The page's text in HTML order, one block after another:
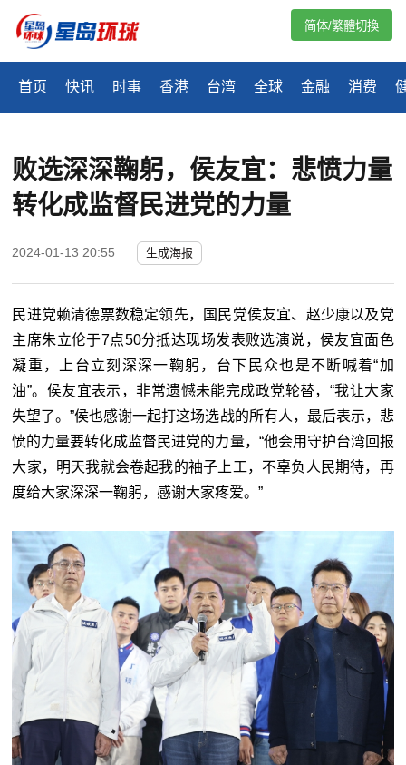
首页 快讯 时事 香港 台湾 全球 金融 消费
简体/繁體切換
败选深深鞠躬，侯友宜：悲愤力量
转化成监督民进党的力量
2024-01-13 20:55 生成海报
民进党赖清德票数稳定领先，国民党侯友宜、赵少康以及党
主席朱立伦于7点50分抵达现场发表败选演说，侯友宜面色
凝重，上台立刻深深一鞠躬，台下民众也是不断喊着“加
油”。侯友宜表示，非常遗憾未能完成政党轮替，“我让大家
失望了。”侯也感谢一起打这场选战的所有人，最后表示，悲
愤的力量要转化成监督民进党的力量，“他会用守护台湾回报
大家，明天我就会卷起我的袖子上工，不辜负人民期待，再
度给大家深深一鞠躬，感谢大家疼爱。”